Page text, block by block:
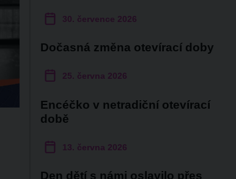
30. července 2026
Dočasná změna otevírací doby
25. června 2026
Encéčko v netradiční otevírací
době
13. června 2026
Den dětí s námi oslavilo přes